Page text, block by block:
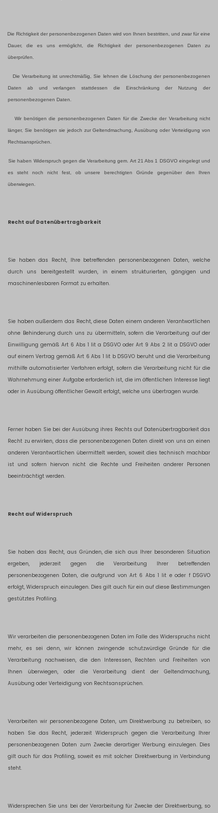
Die Richtigkeit der personenbezogenen Daten wird von Ihnen bestritten, und zwar für eine
Dauer, die es uns ermöglicht, die Richtigkeit der personenbezogenen Daten zu
überprüfen.
Die Verarbeitung ist unrechtmäßig, Sie lehnen die Löschung der personenbezogenen
Daten ab und verlangen stattdessen die Einschränkung der Nutzung der
personenbezogenen Daten.
Wir benötigen die personenbezogenen Daten für die Zwecke der Verarbeitung nicht
länger, Sie benötigen sie jedoch zur Geltendmachung, Ausübung oder Verteidigung von
Rechtsansprüchen.
Sie haben Widerspruch gegen die Verarbeitung gem. Art 21 Abs 1 DSGVO eingelegt und
es steht noch nicht fest, ob unsere berechtigten Gründe gegenüber den Ihren
überwiegen.
Recht auf Datenübertragbarkeit
Sie haben das Recht, Ihre betreffenden personenbezogenen Daten, welche
durch uns bereitgestellt wurden, in einem strukturierten, gängigen und
maschinenlesbaren Format zu erhalten.
Sie haben außerdem das Recht, diese Daten einem anderen Verantwortlichen
ohne Behinderung durch uns zu übermitteln, sofern die Verarbeitung auf der
Einwilligung gemäß Art 6 Abs 1 lit a DSGVO oder Art 9 Abs 2 lit a DSGVO oder
auf einem Vertrag gemäß Art 6 Abs 1 lit b DSGVO beruht und die Verarbeitung
mithilfe automatisierter Verfahren erfolgt, sofern die Verarbeitung nicht für die
Wahrnehmung einer Aufgabe erforderlich ist, die im öffentlichen Interesse liegt
oder in Ausübung öffentlicher Gewalt erfolgt, welche uns übertragen wurde.
Ferner haben Sie bei der Ausübung ihres Rechts auf Datenübertragbarkeit das
Recht zu erwirken, dass die personenbezogenen Daten direkt von uns an einen
anderen Verantwortlichen übermittelt werden, soweit dies technisch machbar
ist und sofern hiervon nicht die Rechte und Freiheiten anderer Personen
beeinträchtigt werden.
Recht auf Widerspruch
Sie haben das Recht, aus Gründen, die sich aus Ihrer besonderen Situation
ergeben, jederzeit gegen die Verarbeitung Ihrer betreffenden
personenbezogenen Daten, die aufgrund von Art 6 Abs 1 lit e oder f DSGVO
erfolgt, Widerspruch einzulegen. Dies gilt auch für ein auf diese Bestimmungen
gestütztes Profiling.
Wir verarbeiten die personenbezogenen Daten im Falle des Widerspruchs nicht
mehr, es sei denn, wir können zwingende schutzwürdige Gründe für die
Verarbeitung nachweisen, die den Interessen, Rechten und Freiheiten von
Ihnen überwiegen, oder die Verarbeitung dient der Geltendmachung,
Ausübung oder Verteidigung von Rechtsansprüchen.
Verarbeiten wir personenbezogene Daten, um Direktwerbung zu betreiben, so
haben Sie das Recht, jederzeit Widerspruch gegen die Verarbeitung Ihrer
personenbezogenen Daten zum Zwecke derartiger Werbung einzulegen. Dies
gilt auch für das Profiling, soweit es mit solcher Direktwerbung in Verbindung
steht.
Widersprechen Sie uns bei der Verarbeitung für Zwecke der Direktwerbung, so